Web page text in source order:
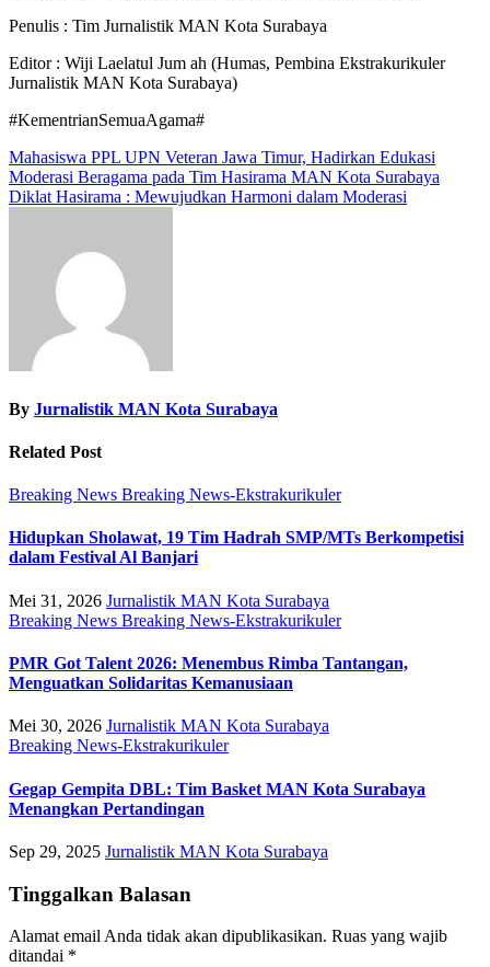
Penulis : Tim Jurnalistik MAN Kota Surabaya
Editor : Wiji Laelatul Jum ah (Humas, Pembina Ekstrakurikuler
Jurnalistik MAN Kota Surabaya)
#KementrianSemuaAgama#
Navigasi
pos
Mahasiswa PPL UPN Veteran Jawa Timur, Hadirkan Edukasi
Moderasi Beragama pada Tim Hasirama MAN Kota Surabaya
Diklat Hasirama : Mewujudkan Harmoni dalam Moderasi
By Jurnalistik MAN Kota Surabaya
Related Post
Breaking News Breaking News-Ekstrakurikuler
Hidupkan Sholawat, 19 Tim Hadrah SMP/MTs Berkompetisi
dalam Festival Al Banjari
Mei 31, 2026 Jurnalistik MAN Kota Surabaya
Breaking News Breaking News-Ekstrakurikuler
PMR Got Talent 2026: Menembus Rimba Tantangan,
Menguatkan Solidaritas Kemanusiaan
Mei 30, 2026 Jurnalistik MAN Kota Surabaya
Breaking News-Ekstrakurikuler
Gegap Gempita DBL: Tim Basket MAN Kota Surabaya
Menangkan Pertandingan
Sep 29, 2025 Jurnalistik MAN Kota Surabaya
Tinggalkan Balasan
Alamat email Anda tidak akan dipublikasikan. Ruas yang wajib
ditandai *